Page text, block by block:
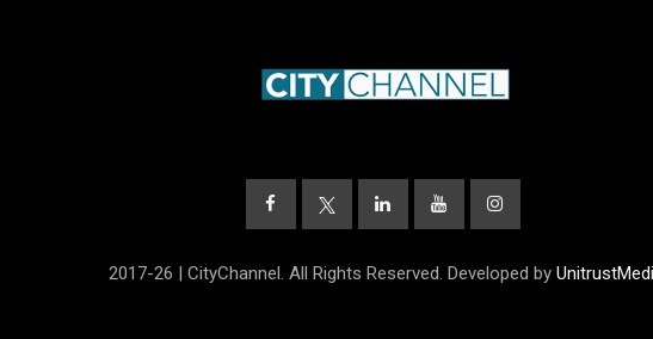
2017-26 | CityChannel. All Rights Reserved. Developed by